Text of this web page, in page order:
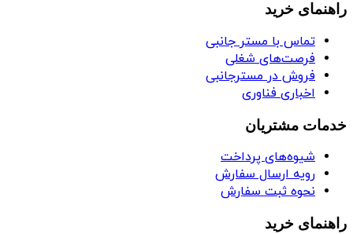
راهنمای خرید
تماس با مستر جانبی
فرصت‌های شغلی
فروش در مسترجانبی
اخباری فناوری
خدمات مشتریان
شیوه‌های پرداخت
رویه ارسال سفارش
نحوه ثبت سفارش
راهنمای خرید